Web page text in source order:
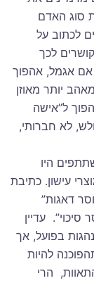
סוג האדם
לכתוב על
לכך
אם אגמל, אהפוך
יותר מאוזן
ל”אישה
לא חברותי,
היו
עישון. כתיבת
דאגות”
סיכוי”. עדיין
בפועל, אך
להיות
הרי